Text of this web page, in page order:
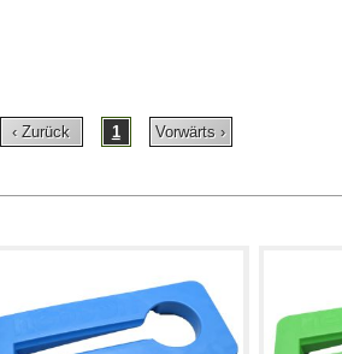
‹ Zurück 1 Vorwärts ›